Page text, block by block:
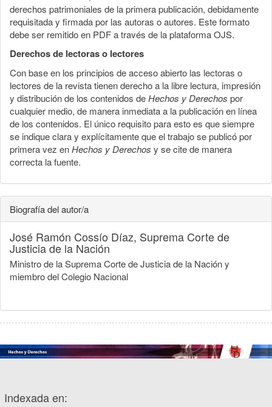
derechos patrimoniales de la primera publicación, debidamente
requisitada y firmada por las autoras o autores. Este formato
debe ser remitido en PDF a través de la plataforma OJS.
Derechos de lectoras o lectores
Con base en los principios de acceso abierto las lectoras o
lectores de la revista tienen derecho a la libre lectura, impresión
y distribución de los contenidos deHechos y Derechos por
cualquier medio, de manera inmediata a la publicación en línea
de los contenidos. El único requisito para esto es que siempre
se indique clara y explícitamente que el trabajo se publicó por
primera vez enHechos y Derechos y se cite de manera
correcta la fuente.
Biografía del autor/a
José Ramón Cossío Díaz, Suprema Corte de
Justicia de la Nación
Ministro de la Suprema Corte de Justicia de la Nación y
miembro del Colegio Nacional
Indexada en: